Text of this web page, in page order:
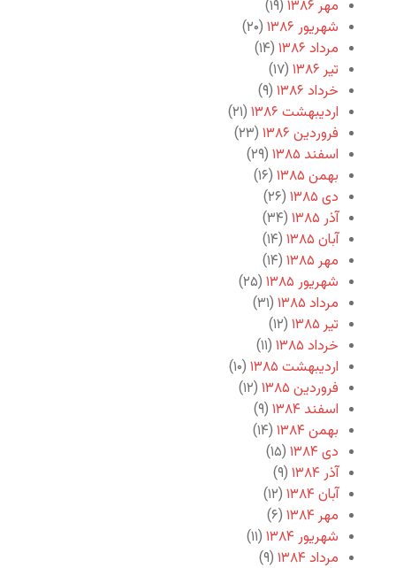
مهر ۱۳۸۶
(۱۹)
شهریور ۱۳۸۶
(۲۰)
مرداد ۱۳۸۶
(۱۴)
تیر ۱۳۸۶
(۱۷)
خرداد ۱۳۸۶
(۹)
اردیبهشت ۱۳۸۶
(۲۱)
فروردین ۱۳۸۶
(۲۳)
اسفند ۱۳۸۵
(۲۹)
بهمن ۱۳۸۵
(۱۶)
دی ۱۳۸۵
(۲۶)
آذر ۱۳۸۵
(۳۴)
آبان ۱۳۸۵
(۱۴)
مهر ۱۳۸۵
(۱۴)
شهریور ۱۳۸۵
(۲۵)
مرداد ۱۳۸۵
(۳۱)
تیر ۱۳۸۵
(۱۲)
خرداد ۱۳۸۵
(۱۱)
اردیبهشت ۱۳۸۵
(۱۰)
فروردین ۱۳۸۵
(۱۲)
اسفند ۱۳۸۴
(۹)
بهمن ۱۳۸۴
(۱۴)
دی ۱۳۸۴
(۱۵)
آذر ۱۳۸۴
(۹)
آبان ۱۳۸۴
(۱۲)
مهر ۱۳۸۴
(۶)
شهریور ۱۳۸۴
(۱۱)
مرداد ۱۳۸۴
(۹)